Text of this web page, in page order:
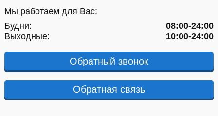
Мы работаем для Вас:
Будни:
08:00-24:00
Выходные:
10:00-24:00
Обратный звонок
Обратная связь